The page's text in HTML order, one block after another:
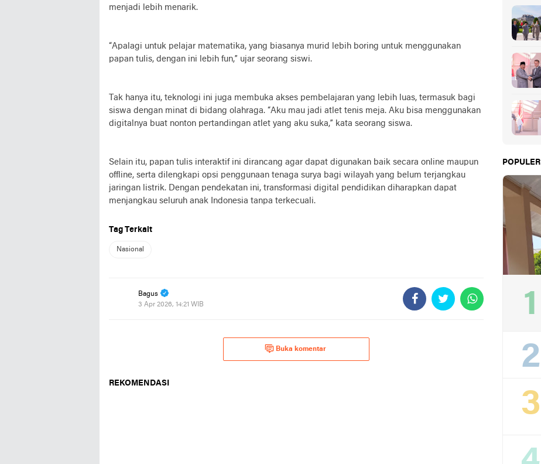
menjadi lebih menarik.
“Apalagi untuk pelajar matematika, yang biasanya murid lebih boring untuk menggunakan
papan tulis, dengan ini lebih fun,” ujar seorang siswi.
Tak hanya itu, teknologi ini juga membuka akses pembelajaran yang lebih luas, termasuk bagi
siswa dengan minat di bidang olahraga. “Aku mau jadi atlet tenis meja. Aku bisa menggunakan
digitalnya buat nonton pertandingan atlet yang aku suka,” kata seorang siswa.
Selain itu, papan tulis interaktif ini dirancang agar dapat digunakan baik secara online maupun
offline, serta dilengkapi opsi penggunaan tenaga surya bagi wilayah yang belum terjangkau
jaringan listrik. Dengan pendekatan ini, transformasi digital pendidikan diharapkan dapat
menjangkau seluruh anak Indonesia tanpa terkecuali.
Tag Terkait
Nasional
Bagus
3 Apr 2026, 14:21 WIB
Buka komentar
REKOMENDASI
POPULER